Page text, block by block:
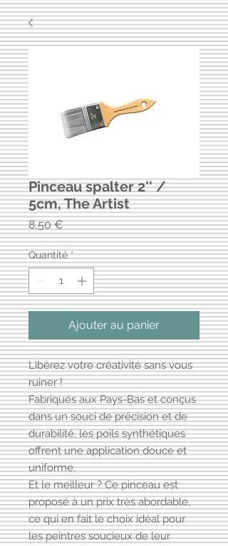
Pinceau spalter 2'' /
5cm, The Artist
8,50 €Prix
Quantité *
Ajouter au panier
Libérez votre créativité sans vous
ruiner !
Fabriqués aux Pays-Bas et conçus
dans un souci de précision et de
durabilité, les poils synthétiques
offrent une application douce et
uniforme.
Et le meilleur ? Ce pinceau est
proposé à un prix très abordable,
ce qui en fait le choix idéal pour
les peintres soucieux de leur